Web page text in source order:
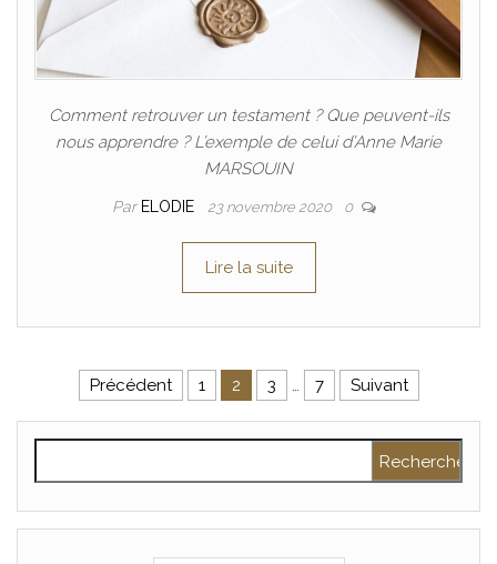
Comment retrouver un testament ? Que peuvent-ils
nous apprendre ? L’exemple de celui d’Anne Marie
MARSOUIN
Par ELODIE 23 novembre 2020 0
Lire la suite
Navigation des articles
Précédent 1 2 3 … 7 Suivant